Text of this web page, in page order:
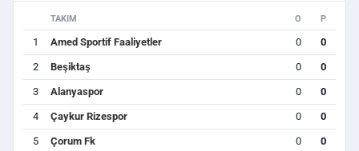
TAKIM O P
1 Amed Sportif Faaliyetler 0 0
2 Beşiktaş 0 0
3 Alanyaspor 0 0
4 Çaykur Rizespor 0 0
5 Çorum Fk 0 0